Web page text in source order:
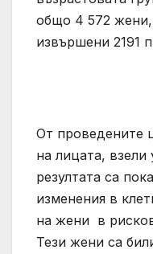
общо 4 572 жени,
извършени 2191
От проведените
на лицата, взели
резултата са
изменения в
на жени в
Тези жени са